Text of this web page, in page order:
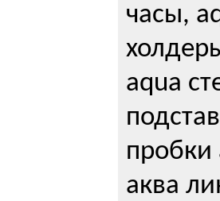
часы,
aqua
пробки
аква